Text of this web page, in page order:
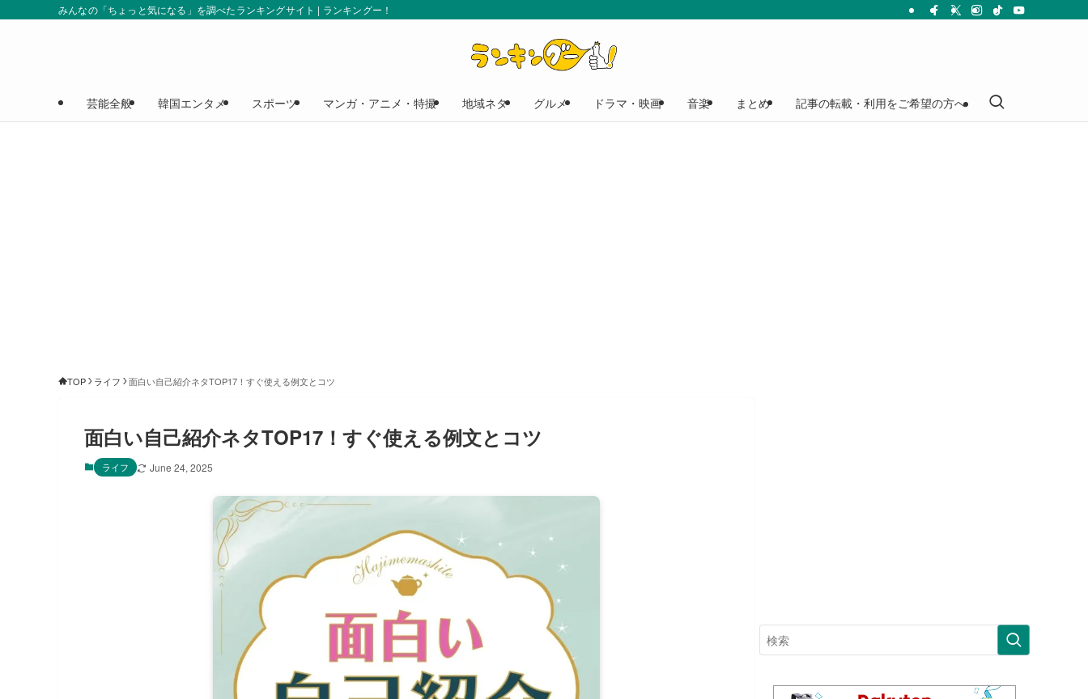
みんなの「ちょっと気になる」を調べたランキングサイト | ランキングー！
芸能全般 韓国エンタメ スポーツ マンガ・アニメ・特撮 地域ネタ グルメ ドラマ・映画 音楽 まとめ 記事の転載・利用をご希望の方へ
TOP ライフ 面白い自己紹介ネタTOP17！すぐ使える例文とコツ
面白い自己紹介ネタTOP17！すぐ使える例文とコツ
ライフ June 24, 2025